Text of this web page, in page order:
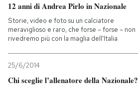
12 anni di Andrea Pirlo in Nazionale
Storie, video e foto su un calciatore
meraviglioso e raro, che forse – forse – non
rivedremo più con la maglia dell'Italia
25/6/2014
Chi sceglie l’allenatore della Nazionale?